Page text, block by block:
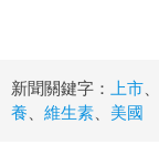
新聞關鍵字： 上市
養
維生素 美國